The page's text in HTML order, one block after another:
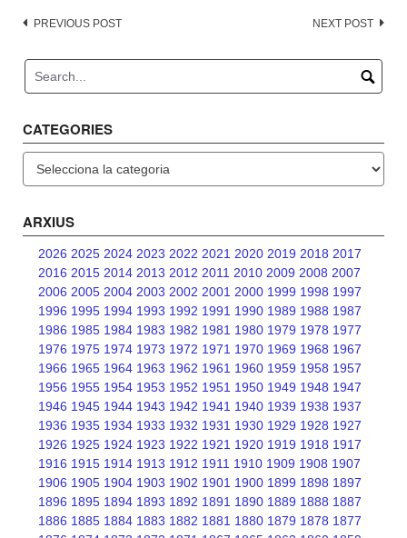
Post
PREVIOUS POST NEXT POST
CATEGORIES
ARXIUS
2026 2025 2024 2023 2022 2021 2020 2019 2018 2017
2016 2015 2014 2013 2012 2011 2010 2009 2008 2007
2006 2005 2004 2003 2002 2001 2000 1999 1998 1997
1996 1995 1994 1993 1992 1991 1990 1989 1988 1987
1986 1985 1984 1983 1982 1981 1980 1979 1978 1977
1976 1975 1974 1973 1972 1971 1970 1969 1968 1967
1966 1965 1964 1963 1962 1961 1960 1959 1958 1957
1956 1955 1954 1953 1952 1951 1950 1949 1948 1947
1946 1945 1944 1943 1942 1941 1940 1939 1938 1937
1936 1935 1934 1933 1932 1931 1930 1929 1928 1927
1926 1925 1924 1923 1922 1921 1920 1919 1918 1917
1916 1915 1914 1913 1912 1911 1910 1909 1908 1907
1906 1905 1904 1903 1902 1901 1900 1899 1898 1897
1896 1895 1894 1893 1892 1891 1890 1889 1888 1887
1886 1885 1884 1883 1882 1881 1880 1879 1878 1877